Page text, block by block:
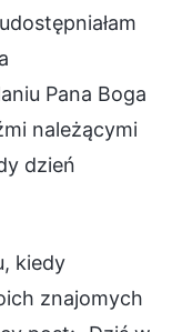
Pana Boga
należącymi
dzień
kiedy
znajomych